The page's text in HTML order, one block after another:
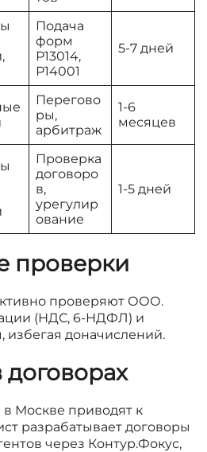
Подача
форм
Р13014,
Р14001
5-7 дней
Перегово
ры,
арбитраж
1-6
месяцев
Проверка
договоро
в,
урегулир
ование
1-5 дней
проверки
проверяют ООО.
(НДС, 6-НДФЛ) и
избегая доначислений.
Москве приводят к
разрабатывает договоры
через Контур.Фокус,